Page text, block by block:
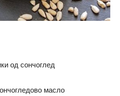
од сончоглед
масло